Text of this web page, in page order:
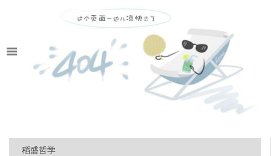
稻盛哲学